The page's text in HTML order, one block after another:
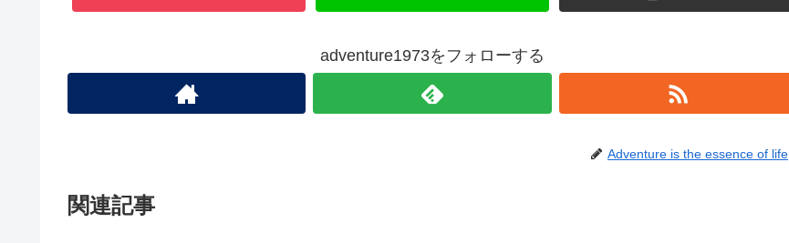
adventure1973をフォローする
Adventure is the essence of life
関連記事